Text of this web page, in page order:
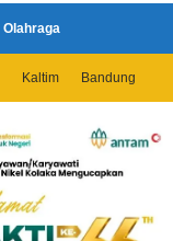
Olahraga
Kaltim Bandung